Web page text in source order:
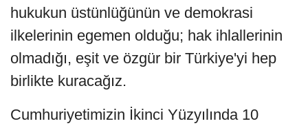
hukukun üstünlüğünün ve demokrasi
ilkelerinin egemen olduğu; hak ihlallerinin
olmadığı, eşit ve özgür bir Türkiye'yi hep
birlikte kuracağız.
Cumhuriyetimizin İkinci Yüzyılında 10